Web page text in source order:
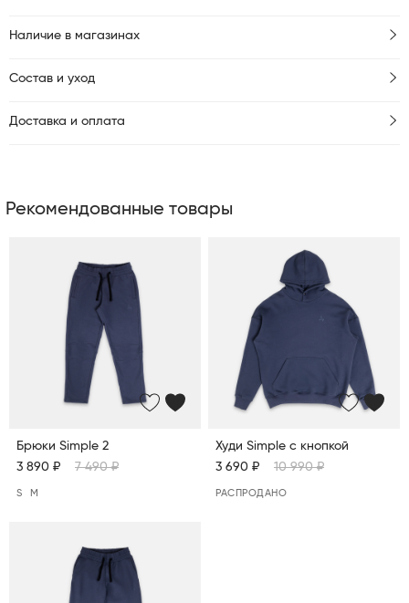
Наличие в магазинах
Состав и уход
Доставка и оплата
Рекомендованные товары
Брюки Simple 2
3 890 ₽
7 490 ₽
S M
Худи Simple c кнопкой
3 690 ₽
10 990 ₽
РАСПРОДАНО